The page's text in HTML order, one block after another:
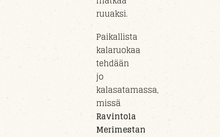
ruuaksi.
Paikallista
kalaruokaa
tehdään
jo
kalasatamassa,
missä
Ravintola
Merimestan